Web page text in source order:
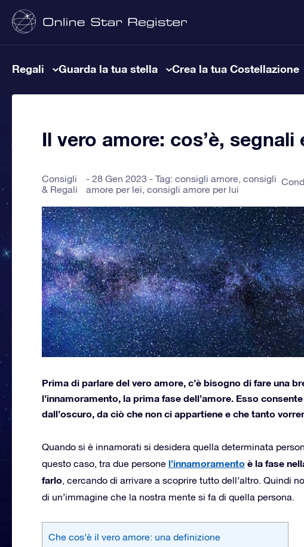
Regali Guarda la tua stella Crea la tua Costellazione
Il vero amore: cos’è,
Consigli
& Regali
28 Gen 2023 - Tag:consigli amore,consigli
amore per lei,consigli amore per lui
Prima di parlare del vero amore, c’è bisogno di fare una
l’innamoramento, la prima fase dell’amore. Esso
dall’oscuro, da ciò che non ci appartiene e che tanto
Quando si è innamorati si desidera quella determinata
questo caso, tra due persone l’innamoramento è la fase
farlo, cercando di arrivare a scoprire tutto dell’altro. Quindi
di un’immagine che la nostra mente si fa di quella persona.
Che cos’è il vero amore: una definizione